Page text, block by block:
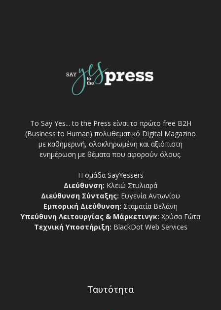
Το Say Yes... to the Press είναι το πρώτο free Β2Η
(Business to Human) πολυθεματικό Digital Magazino
με καθημερινή, ολοκληρωμένη και αξιόπιστη
ενημέρωση με θέματα που αφορούν όλους.
Η ομάδα SayYessers
Διεύθυνση: Κλειώ Στυλιαρά
Διεύθυνση Σύνταξης: Ευγενία Αντωνίου
Εμπορική Διεύθυνση: Σταματία Βελάνη
Υπεύθυνη Λειτουργίας & Μάρκετινγκ: Χρύσα Γώτα
Τεχνική Υποστήριξη: BlackDot Web Services
Ταυτότητα